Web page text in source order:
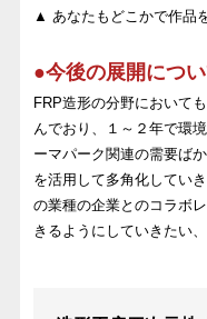
▲ あなたもどこかで作品
●今後の展開につ
FRP造形の分野において
んでおり、１～２年で環
ーマパーク関連の需要ば
を活用して多角化してい
の業種の企業とのコラボ
きるようにしていきたい